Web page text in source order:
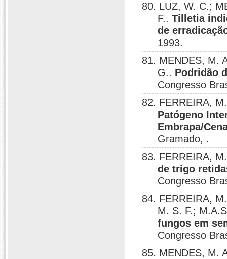
80. LUZ, W. C.;
F..Tilletia
de
1993.
81. MENDES, M.
G.. Podridão
Congresso
82. FERREIRA,
Patógeno
Embrapa/
Gramado, .
83. FERREIRA,
de trigo
Congresso
84. FERREIRA,
M. S. F.;
fungos em
Congresso
85. MENDES, M.